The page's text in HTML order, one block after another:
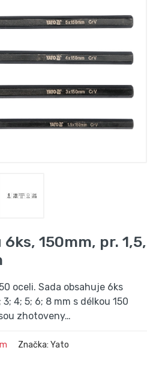
150mm, pr. 1,5,
oceli. Sada obsahuje 6ks
4; 5; 6; 8 mm s délkou 150
zhotoveny…
Značka: Yato